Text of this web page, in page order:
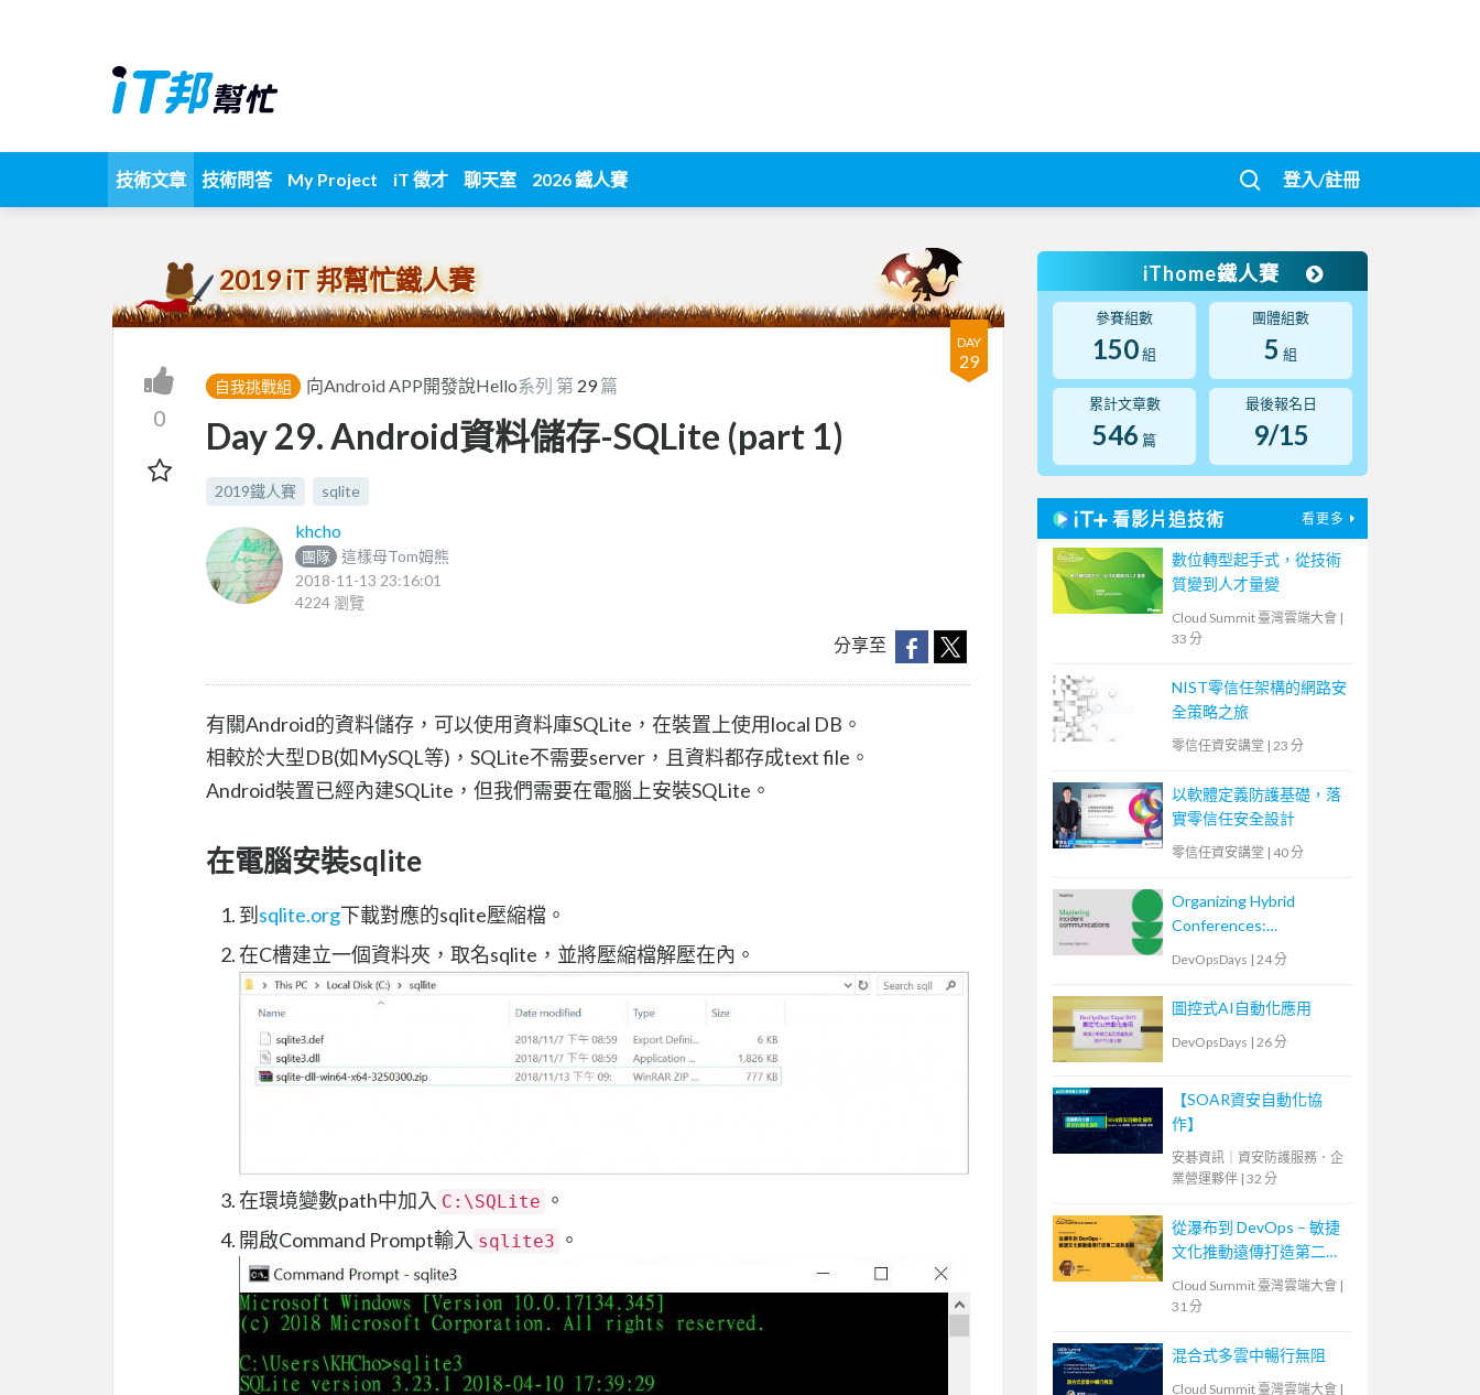
技術文章 技術問答 My Project iT 徵才 聊天室 2026 鐵人賽 登入/註冊
2019 iT 邦幫忙鐵人賽
DAY
29
0
自我挑戰組 向Android APP開發說Hello系列 第 29篇
Day 29. Android資料儲存-SQLite (part 1)
2019鐵人賽 sqlite
khcho
團隊
這樣母Tom姆熊
2018-11-13 23:16:01
4224 瀏覽
分享至
有關Android的資料儲存，可以使用資料庫SQLite，在裝置上使用local DB。
相較於大型DB(如MySQL等)，SQLite不需要server，且資料都存成text file。
Android裝置已經內建SQLite，但我們需要在電腦上安裝SQLite。
在電腦安裝sqlite
到sqlite.org下載對應的sqlite壓縮檔。
在C槽建立一個資料夾，取名sqlite，並將壓縮檔解壓在內。
在環境變數path中加入 C:\SQLite 。
開啟Command Prompt輸入 sqlite3 。
iThome鐵人賽
參賽組數
150組
團體組數
5 組
累計文章數
546 篇
最後報名日
9/15
看影片追技術 看更多
數位轉型起手式，從技術
質變到人才量變
Cloud Summit 臺灣雲端大會 |
33 分
NIST零信任架構的網路安
全策略之旅
零信任資安講堂 | 23 分
以軟體定義防護基礎，落
實零信任安全設計
零信任資安講堂 | 40 分
Organizing Hybrid
Conferences:
Empowering Community
Perspective During the
Pandemic
DevOpsDays | 24 分
圖控式AI自動化應用
DevOpsDays | 26 分
【SOAR資安自動化協
作】
安碁資訊｜資安防護服務．企
業營運夥伴 | 32 分
從瀑布到 DevOps – 敏捷
文化推動遠傳打造第二成
Cloud Summit 臺灣雲端大會 |
31 分
混合式多雲中暢行無阻
Cloud Summit 臺灣雲端大會 |